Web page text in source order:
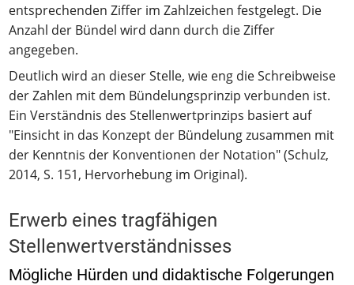
entsprechenden Ziffer im Zahlzeichen festgelegt. Die
Anzahl der Bündel wird dann durch die Ziffer
angegeben.
Deutlich wird an dieser Stelle, wie eng die Schreibweise
der Zahlen mit dem Bündelungsprinzip verbunden ist.
Ein Verständnis des Stellenwertprinzips basiert auf
"Einsicht in das Konzept der Bündelung zusammen mit
der Kenntnis der Konventionen der Notation" (Schulz,
2014, S. 151, Hervorhebung im Original).
Erwerb eines tragfähigen
Stellenwertverständnisses
Mögliche Hürden und didaktische Folgerungen